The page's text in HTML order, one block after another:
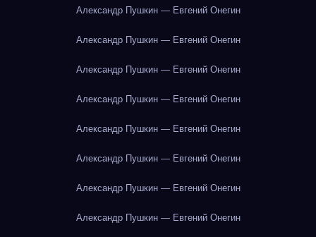
Александр Пушкин — Евгений Онегин
Александр Пушкин — Евгений Онегин
Александр Пушкин — Евгений Онегин
Александр Пушкин — Евгений Онегин
Александр Пушкин — Евгений Онегин
Александр Пушкин — Евгений Онегин
Александр Пушкин — Евгений Онегин
Александр Пушкин — Евгений Онегин